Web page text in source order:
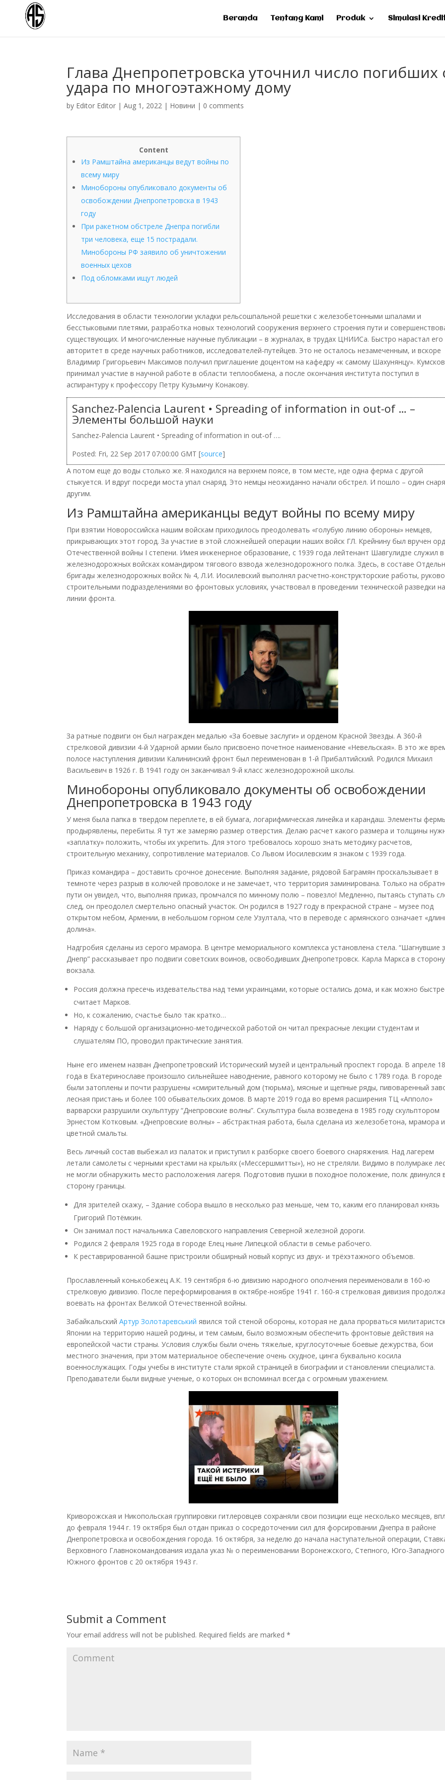
Beranda Tentang Kami Produk Simulasi
Глава Днепропетровска уточнил число погибших
удара по многоэтажному дому
by Editor Editor |Aug 1, 2022 | Новини | 0 comments
Content
Из Рамштайна американцы ведут войны по
всему миру
Минобороны опубликовало документы об
освобождении Днепропетровска в 1943
году
При ракетном обстреле Днепра погибли
три человека, еще 15 пострадали.
Минобороны РФ заявило об уничтожении
военных цехов
Под обломками ищут людей
Исследования в области технологии укладки рельсошпальной решетки с железобетонными шпалами и
бесстыковыми плетями, разработка новых технологий сооружения верхнего строения пути и
существующих. И многочисленные научные публикации – в журналах, в трудах ЦНИИСа. Быстро нарастал его
авторитет в среде научных работников, исследователей-путейцев. Это не осталось незамеченным, и вскоре
Владимир Григорьевич Максимов получил приглашение доцентом на кафедру «к самому Шахунянцу». Кумсков
принимал участие в научной работе в области теплообмена, а после окончания института поступил в
аспирантуру к профессору Петру Кузьмичу Конакову.
Sanchez-Palencia Laurent • Spreading of information in out-of … –
Элементы большой науки
Sanchez-Palencia Laurent • Spreading of information in out-of ….
Posted: Fri, 22 Sep 2017 07:00:00 GMT [source]
А потом еще до воды столько же. Я находился на верхнем поясе, в том месте, нде одна ферма с другой
стыкуется. И вдруг посреди моста упал снаряд. Это немцы неожиданно начали обстрел. И пошло – один
другим.
Из Рамштайна американцы ведут войны по всему миру
При взятии Новороссийска нашим войскам приходилось преодолевать «голубую линию обороны» немцев,
прикрывающих этот город. За участие в этой сложнейшей операции наших войск ГЛ. Крейнину был вручен
Отечественной войны I степени. Имея инженерное образование, с 1939 года лейтенант Шавгулидзе служил в
железнодорожных войсках командиром тягового взвода железнодорожного полка. Здесь, в составе
бригады железнодорожных войск № 4, Л.И. Иосилевский выполнял расчетно-конструкторские работы,
строительными подразделениями во фронтовых условиях, участвовал в проведении технической разведки на
линии фронта.
За ратные подвиги он был награжден медалью «За боевые заслуги» и орденом Красной Звезды. А 360-й
стрелковой дивизии 4-й Ударной армии было присвоено почетное наименование «Невельская». В это же
полосе наступления дивизии Калининский фронт был переименован в 1-й Прибалтийский. Родился Михаил
Васильевич в 1926 г. В 1941 году он заканчивал 9-й класс железнодорожной школы.
Минобороны опубликовало документы об освобождении
Днепропетровска в 1943 году
У меня была папка в твердом переплете, в ей бумага, логарифмическая линейка и карандаш. Элементы
продырявлены, перебиты. Я тут же замеряю размер отверстия. Делаю расчет какого размера и толщины
«заплатку» положить, чтобы их укрепить. Для этого требовалось хорошо знать методику расчетов,
строительную механику, сопротивление материалов. Со Львом Иосилевским я знаком с 1939 года.
Приказ командира – доставить срочное донесение. Выполняя задание, рядовой Баграмян проскальзывает в
темноте через разрыв в колючей проволоке и не замечает, что территория заминирована. Только на
пути он увидел, что, выполняя приказ, промчался по минному полю – повезло! Медленно, пытаясь ступать
след, он преодолел смертельно опасный участок. Он родился в 1927 году в прекрасной стране – музее под
открытом небом, Армении, в небольшом горном селе Узултала, что в переводе с армянского означает
долина».
Надгробия сделаны из серого мрамора. В центре мемориального комплекса установлена стела. “Шагнувшие
Днепр” рассказывает про подвиги советских воинов, освободивших Днепропетровск. Карла Маркса в сторону
вокзала.
Россия должна пресечь издевательства над теми украинцами, которые остались дома, и как можно
считает Марков.
Но, к сожалению, счастье было так кратко…
Наряду с большой организационно-методической работой он читал прекрасные лекции студентам и
слушателям ПО, проводил практические занятия.
Ныне его именем назван Днепропетровский Исторический музей и центральный проспект города. В апреле
года в Екатеринославе произошло сильнейшее наводнение, равного которому не было с 1789 года. В городе
были затоплены и почти разрушены «смирительный дом (тюрьма), мясные и щепные ряды, пивоваренный
лесная пристань и более 100 обывательских домов. В марте 2019 года во время расширения ТЦ «Апполо»
варварски разрушили скульптуру “Днепровские волны”. Скульптура была возведена в 1985 году скульптором
Эрнестом Котковым. «Днепровские волны» – абстрактная работа, была сделана из железобетона, мрамора и
цветной смальты.
Весь личный состав выбежал из палаток и приступил к разборке своего боевого снаряжения. Над лагерем
летали самолеты с черными крестами на крыльях («Мессершмитты»), но не стреляли. Видимо в полумраке
не могли обнаружить место расположения лагеря. Подготовив пушки в походное положение, полк двинулся
сторону границы.
Для зрителей скажу, – Здание собора вышло в несколько раз меньше, чем то, каким его планировал князь
Григорий Потёмкин.
Он занимал пост начальника Савеловского направления Северной железной дороги.
Родился 2 февраля 1925 года в городе Елец ныне Липецкой области в семье рабочего.
К реставрированной башне пристроили обширный новый корпус из двух- и трёхэтажного объемов.
Прославленный конькобежец А.К. 19 сентября 6-ю дивизию народного ополчения переименовали в 160-ю
стрелковую дивизию. После переформирования в октябре-ноябре 1941 г. 160-я стрелковая дивизия
воевать на фронтах Великой Отечественной войны.
ЗабайкальскийАртур Золотаревський явился той стеной обороны, которая не дала прорваться
Японии на территорию нашей родины, и тем самым, было возможным обеспечить фронтовые действия на
европейской части страны. Условия службы были очень тяжелые, круглосуточные боевые дежурства, бои
местного значения, при этом материальное обеспечение очень скудное, цинга буквально косила
военнослужащих. Годы учебы в институте стали яркой страницей в биографии и становлении специалиста.
Преподаватели были видные ученые, о которых он вспоминал всегда с огромным уважением.
Криворожская и Никопольская группировки гитлеровцев сохраняли свои позиции еще несколько месяцев,
до февраля 1944 г. 19 октября был отдан приказ о сосредоточении сил для форсировании Днепра в районе
Днепропетровска и освобождения города. 16 октября, за неделю до начала наступательной операции,
Верховного Главнокомандования издала указ № о переименовании Воронежского, Степного, Юго-
Южного фронтов с 20 октября 1943 г.
Submit a Comment
Your email address will not be published. Required fields are marked*